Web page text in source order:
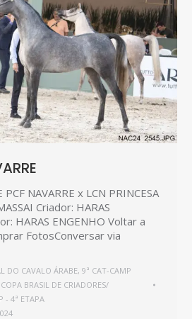
PCF NAVARRE x LCN PRINCESA
Criador: HARAS
HARAS ENGENHO Voltar a
FotosConversar via
DO CAVALO ÁRABE, 9ª CAT-CAMP
COPA BRASIL DE CRIADORES/
- 4ª ETAPA